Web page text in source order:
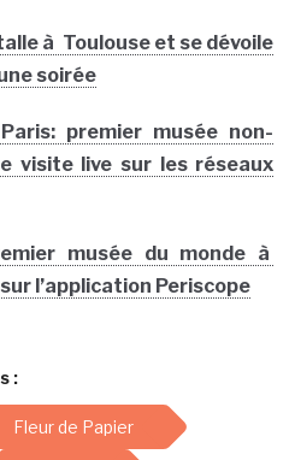
à Toulouse et se dévoile
soirée
premier musée non-
visite live sur les réseaux
musée du monde à
l’application Periscope
:
Fleur de Papier